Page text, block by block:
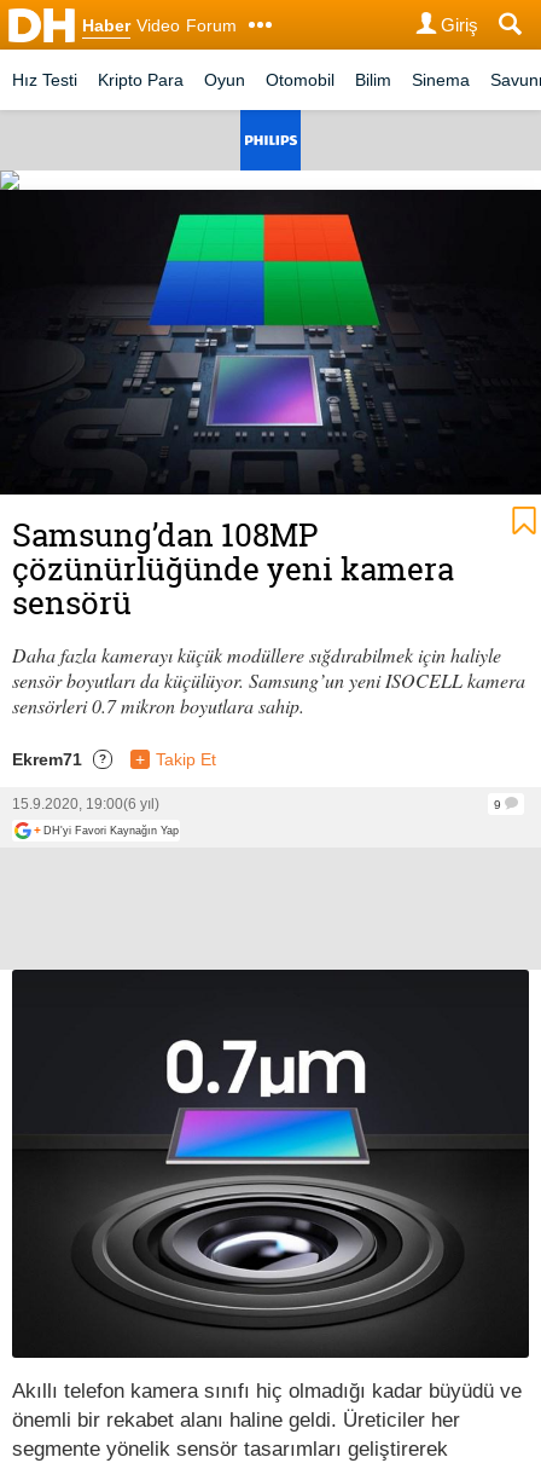
Haber Video Forum Giriş
Hız Testi Kripto Para Oyun Otomobil Bilim Sinema
Samsung’dan 108MP
çözünürlüğünde yeni kamera
sensörü
Daha fazla kamerayı küçük modüllere sığdırabilmek için haliyle
sensör boyutları da küçülüyor. Samsung’un yeni ISOCELL kamera
sensörleri 0.7 mikron boyutlara sahip.
Ekrem71 ? + Takip Et
15.9.2020, 19:00(6 yıl)
9
+ DH'yi Favori Kaynağın Yap
Akıllı telefon kamera sınıfı hiç olmadığı kadar büyüdü ve
önemli bir rekabet alanı haline geldi. Üreticiler her
segmente yönelik sensör tasarımları geliştirerek